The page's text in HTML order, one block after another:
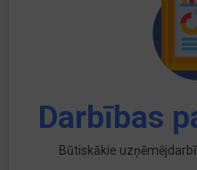
Darbības
Būtiskākie